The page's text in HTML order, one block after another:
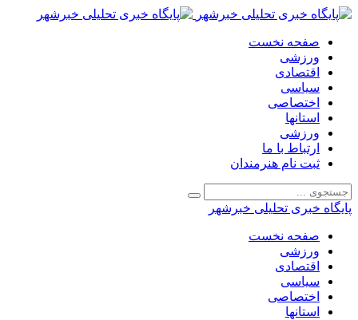
صفحه نخست
ورزشی
اقتصادی
سیاسی
اختصاصی
استانها
ورزشی
ارتباط با ما
ثبت نام هنرمندان
پایگاه خبری تحلیلی خبرشهر
صفحه نخست
ورزشی
اقتصادی
سیاسی
اختصاصی
استانها